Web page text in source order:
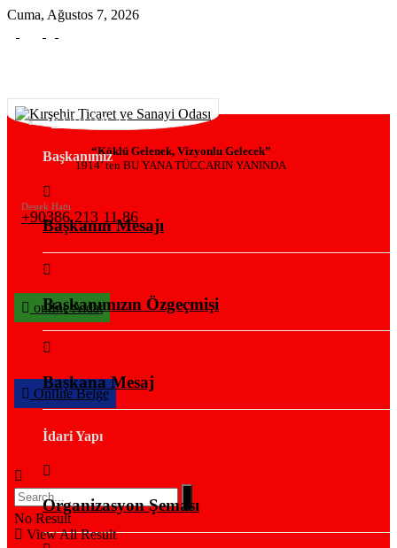
Cuma, Ağustos 7, 2026
“Köklü Gelenek, Vizyonlu Gelecek”
1914’ ten BU YANA TÜCCARIN YANINDA
Destek Hattı
+90386 213 11 86
onlIne Aidat
OnlIne Belge
No Result
View All Result
KURUMSAL
Başkanımız
Başkanın Mesajı
Başkanımızın Özgeçmişi
Başkana Mesaj
İdari Yapı
Organizasyon Şeması